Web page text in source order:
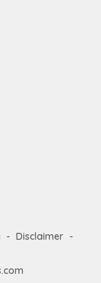
Disclaimer